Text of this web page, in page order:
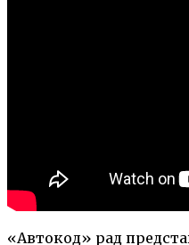
«Автокод» рад